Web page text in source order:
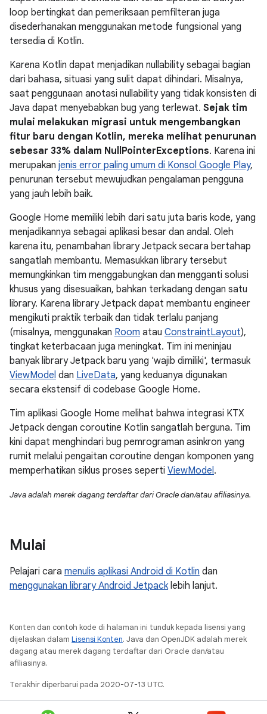
loop bertingkat dan pemeriksaan pemfilteran juga
disederhanakan menggunakan metode fungsional yang
tersedia di Kotlin.
Karena Kotlin dapat menjadikan nullability sebagai bagian
dari bahasa, situasi yang sulit dapat dihindari. Misalnya,
saat penggunaan anotasi nullability yang tidak konsisten di
Java dapat menyebabkan bug yang terlewat. Sejak tim
mulai melakukan migrasi untuk mengembangkan
fitur baru dengan Kotlin, mereka melihat penurunan
sebesar 33% dalam NullPointerExceptions. Karena ini
merupakan jenis error paling umum di Konsol Google Play,
penurunan tersebut mewujudkan pengalaman pengguna
yang jauh lebih baik.
Google Home memiliki lebih dari satu juta baris kode, yang
menjadikannya sebagai aplikasi besar dan andal. Oleh
karena itu, penambahan library Jetpack secara bertahap
sangatlah membantu. Memasukkan library tersebut
memungkinkan tim menggabungkan dan mengganti solusi
khusus yang disesuaikan, bahkan terkadang dengan satu
library. Karena library Jetpack dapat membantu engineer
mengikuti praktik terbaik dan tidak terlalu panjang
(misalnya, menggunakan Room atau ConstraintLayout),
tingkat keterbacaan juga meningkat. Tim ini meninjau
banyak library Jetpack baru yang 'wajib dimiliki', termasuk
ViewModel dan LiveData, yang keduanya digunakan
secara ekstensif di codebase Google Home.
Tim aplikasi Google Home melihat bahwa integrasi KTX
Jetpack dengan coroutine Kotlin sangatlah berguna. Tim
kini dapat menghindari bug pemrograman asinkron yang
rumit melalui pengaitan coroutine dengan komponen yang
memperhatikan siklus proses seperti ViewModel.
Java adalah merek dagang terdaftar dari Oracle dan/atau afiliasinya.
Mulai
Pelajari cara menulis aplikasi Android di Kotlin dan
menggunakan library Android Jetpacklebih lanjut.
Konten dan contoh kode di halaman ini tunduk kepada lisensi yang
dijelaskan dalam Lisensi Konten. Java dan OpenJDK adalah merek
dagang atau merek dagang terdaftar dari Oracle dan/atau
afiliasinya.
Terakhir diperbarui pada 2020-07-13 UTC.